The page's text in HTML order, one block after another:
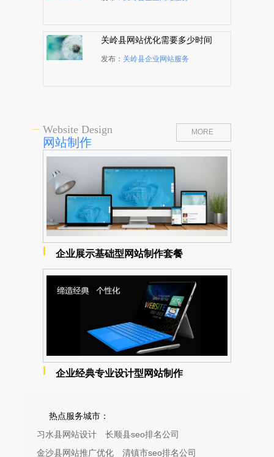
关岭县网站优化需要多少时间
发布： 关岭县企业网站服务
Website Design
网站制作
MORE
企业展示基础型网站制作套餐
企业经典专业设计型网站制作
热点服务城市：
习水县网站设计
长顺县seo排名公司
金沙县网站推广优化
清镇市seo排名公司